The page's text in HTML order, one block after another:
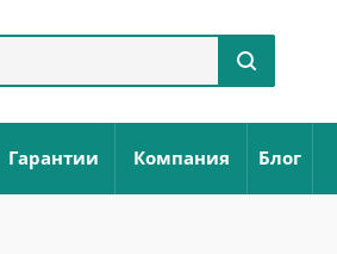
Гарантии Компания Блог